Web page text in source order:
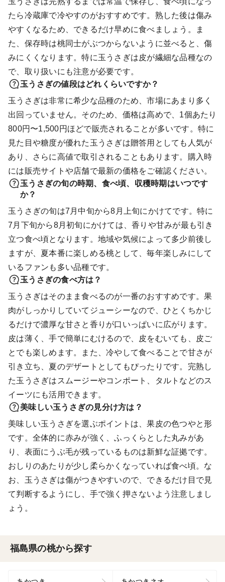
たら冷蔵庫で冷やすのがおすすめです。熟した後は傷み
やすくなるため、できるだけ早めに食べましょう。ま
た、保存時は桃同士がぶつからないように並べると、傷
みにくくなります。特に玉うさぎは皮が繊細な品種なの
で、取り扱いにも注意が必要です。
玉うさぎの値段はどれくらいですか？
玉うさぎは非常に希少な品種のため、市場にあまり多く
出回っていません。そのため、価格は高めで、1個あたり
800円〜1,500円ほどで販売されることが多いです。特に
見た目や糖度が優れた玉うさぎは贈答用としても人気が
あり、さらに高値で取引されることもあります。購入時
には販売サイトや店舗で最新の価格をご確認ください。
玉うさぎの旬の時期、食べ頃、収穫時期はいつです
か？
玉うさぎの旬は7月中旬から8月上旬にかけてです。特に
7月下旬から8月初旬にかけては、香りや甘みが最も引き
立つ食べ頃となります。地域や気候によって多少前後し
ますが、夏本番に楽しめる桃として、毎年楽しみにして
いるファンも多い品種です。
玉うさぎの食べ方は？
玉うさぎはそのまま食べるのが一番のおすすめです。果
肉がしっかりしていてジューシーなので、ひとくちかじ
るだけで濃厚な甘さと香りが口いっぱいに広がります。
皮は薄く、手で簡単にむけるので、皮をむいても、皮ご
とでも楽しめます。また、冷やして食べることで甘さが
引き立ち、夏のデザートとしてもぴったりです。完熟し
た玉うさぎはスムージーやコンポート、タルトなどのス
イーツにも活用できます。
美味しい玉うさぎの見分け方は？
美味しい玉うさぎを選ぶポイントは、果皮の色つやと形
です。全体的に赤みが強く、ふっくらとした丸みがあ
り、表面にうぶ毛が残っているものは新鮮な証拠です。
おしりのあたりが少し柔らかくなっていれば食べ頃。な
お、玉うさぎは傷がつきやすいので、できるだけ目で見
て判断するようにし、手で強く押さないよう注意しまし
ょう。
福島県の桃から探す